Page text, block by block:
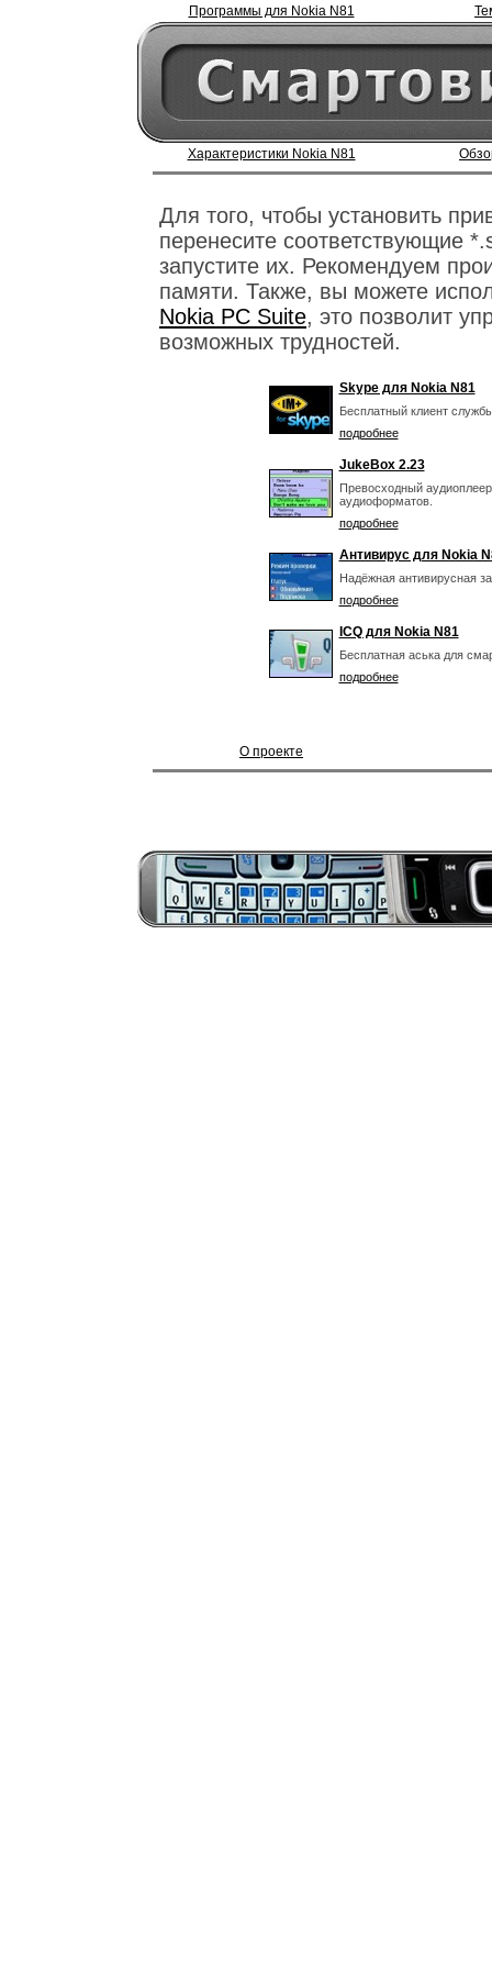
Программы для Nokia N81
Характеристики Nokia N81
Для того, чтобы установить
перенесите соответствующие
запустите их. Рекомендуем
памяти. Также, вы можете
Nokia PC Suite, это позволит
возможных трудностей.
Skype для Nokia N81
Бесплатный клиент
подробнее
JukeBox 2.23
Превосходный
аудиоформатов.
подробнее
Антивирус для Nokia
Надёжная антивирусная
подробнее
ICQ для Nokia N81
Бесплатная аська для
подробнее
О проекте